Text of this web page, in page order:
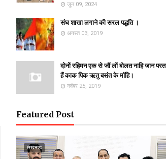
जून 09, 2024
संघ शाखा लगाने की सरल पद्धति ।
अगस्त 03, 2019
दोनों रहिमन एक से जौं लों बोलत नाहि जान परत
हैं काक पिक ऋतु बसंत के माॅहि।
नवंबर 25, 2019
Featured Post
लखनऊ